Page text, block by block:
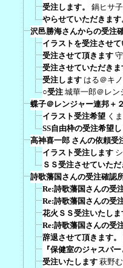
受注します。
鍋ヒサ
やらせていただきます
沢邑勝海さんからの受注
イラストを受注させて
受注させて頂きます
受注させていただきま
受注します はる＠キ
○受注 城華一郎＠レン
蝶子＠レンジャー連邦＋
イラスト受注希望 く
SS自由枠の受注希望
高神喜一郎 さんの依頼受
イラスト受注します
ＳＳ受注させていた
詩歌藩国さんの受注確認
Re:詩歌藩国さんの受
Re:詩歌藩国さんの受
花火ＳＳ受注いたしま
Re:詩歌藩国さんの受
辞退させて頂きます。
『保健室のジャスパ
受注いたします 萩野